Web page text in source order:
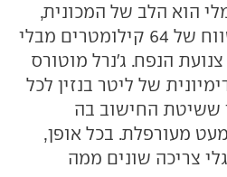
הוא הלב של המכונית,
ומסוגל לשנע אותה לטווח של 64 קילומטרים מבלי
צנועת הנפח. ג'נרל מוטורס
של ליטר בנזין לכל
כי ששיטת החישוב בה
מעורפלת. בכל אופן,
צריכה שונים ממה